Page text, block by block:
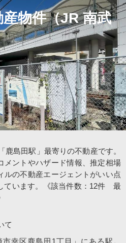
物件（JR 南武
島田駅」最寄りの不動産です。
メントやハザード情報、推定相場
ルの不動産エージェントがいい点
ています。《該当件数：12件 最
て
幸区鹿島田1丁目」にある駅。